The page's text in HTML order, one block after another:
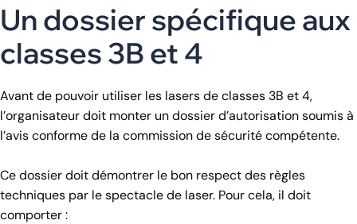
Un dossier spécifique aux
classes 3B et 4
Avant de pouvoir utiliser les lasers de classes 3B et 4,
l’organisateur doit monter un dossier d’autorisation soumis à
l’avis conforme de la commission de sécurité compétente.
Ce dossier doit démontrer le bon respect des règles
techniques par le spectacle de laser. Pour cela, il doit
comporter :